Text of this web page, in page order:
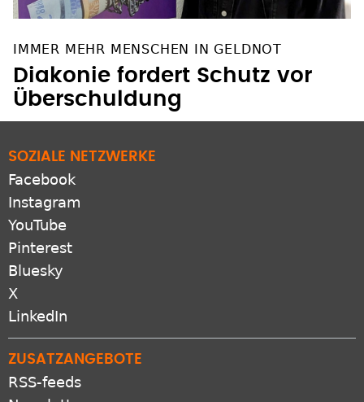
Diakonie fordert Schutz vor
Überschuldung
SOZIALE NETZWERKE
Facebook
YouTube
Pinterest
Bluesky
X
LinkedIn
ZUSATZANGEBOTE
RSS-feeds
Protestantomat
Podcast